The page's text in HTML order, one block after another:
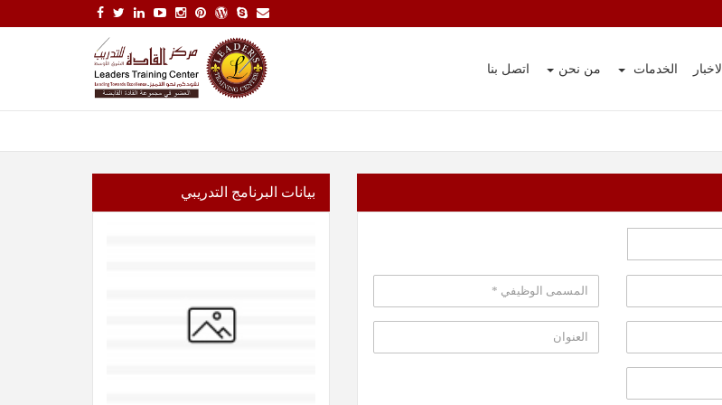
الاخبار الخدمات من نحن اتصل بنا
بيانات البرنامج التدريبي